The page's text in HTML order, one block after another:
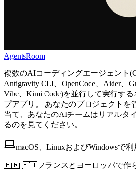
AgentsRoom
複数のAIコーディングエージェント
Antigravity CLI、OpenCode、Aider、
Vibe、Kimi Code)を並行して実行す
プアプリ。 あなたのプロジェクトを
当て、あなたのAIチームはリアルタ
るのを見てください。
macOS、LinuxおよびWindowsで
🇫🇷 🇪🇺フランスとヨーロッパで作